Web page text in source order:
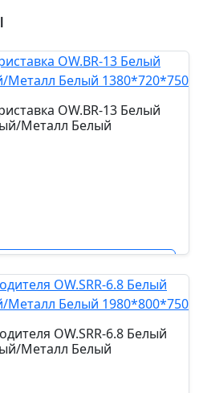
кг.
экокожа
OW.BR-13 Белый
Металл Белый
OW.SRR-6.8 Белый
Металл Белый